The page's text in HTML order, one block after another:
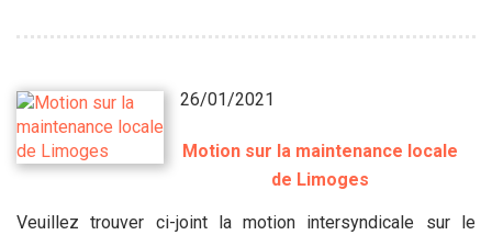
26/01/2021
Motion sur la maintenance locale
de Limoges
Veuillez trouver ci-joint la motion intersyndicale sur le